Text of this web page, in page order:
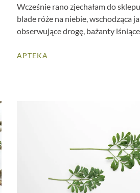
Wcześnie rano zjechałam do
blade róże na niebie, wschodząca
obserwujące drogę, bażanty
APTEKA